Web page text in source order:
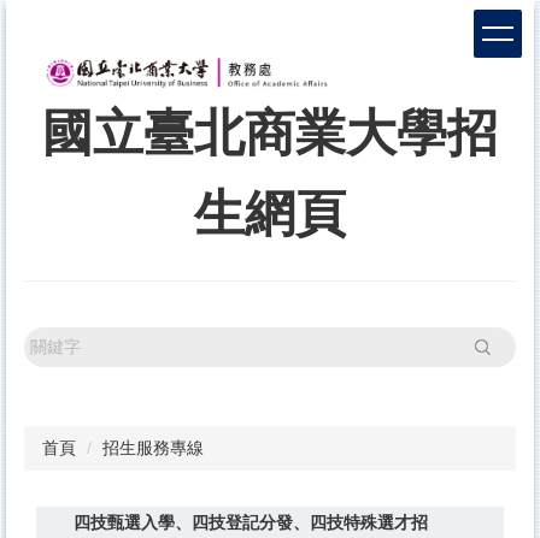
國立臺北商業大學招
生網頁
搜尋
首頁 招生服務專線
四技甄選入學、四技登記分發、四技特殊選才招